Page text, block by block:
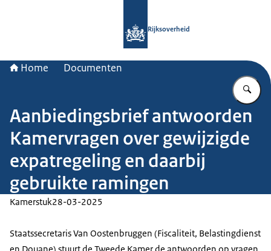
Rijksoverheid
Home Documenten
Aanbiedingsbrief antwoorden
Kamervragen over gewijzigde
expatregeling en daarbij
gebruikte ramingen
Kamerstuk28-03-2025
Staatssecretaris Van Oostenbruggen (Fiscaliteit, Belastingdienst